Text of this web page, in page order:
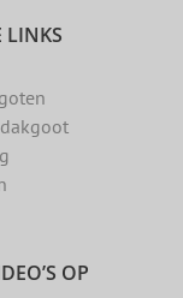
LINKS
OP